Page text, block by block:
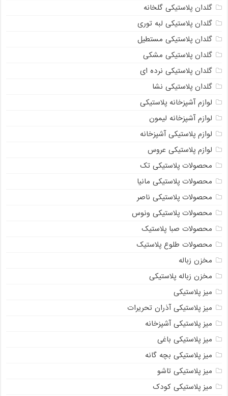
گلدان پلاستیکی گلخانه
گلدان پلاستیکی لبه توری
گلدان پلاستیکی مستطیل
گلدان پلاستیکی مشکی
گلدان پلاستیکی نرده ای
گلدان پلاستیکی نشا
لوازم آشپزخانه پلاستیکی
لوازم آشپزخانه لیمون
لوازم پلاستیکی آشپزخانه
لوازم پلاستیکی عروس
محصولات پلاستیکی تک
محصولات پلاستیکی مانیا
محصولات پلاستیکی ناصر
محصولات پلاستیکی ونوس
محصولات صبا پلاستیک
محصولات طلوع پلاستیک
مخزن زباله
مخزن زباله پلاستیکی
میز پلاستیکی
میز پلاستیکی آذران تحریرات
میز پلاستیکی آشپزخانه
میز پلاستیکی باغی
میز پلاستیکی بچه گانه
میز پلاستیکی تاشو
میز پلاستیکی کودک